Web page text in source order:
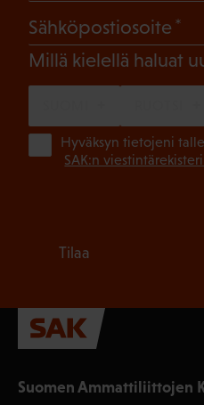
Suomen Ammattiliittojen
Sähköpostiosoite
Millä kielellä haluat
Hyväksyn tietojeni
SAK:n
Tilaa